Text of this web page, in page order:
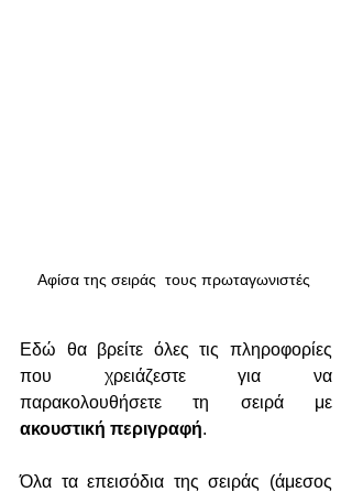
Αφίσα της σειράς  τους πρωταγωνιστές
Εδώ θα βρείτε όλες τις πληροφορίες
που χρειάζεστε για να
ακουστική περιγραφή.
Όλα τα επεισόδια της σειράς (άμεσος